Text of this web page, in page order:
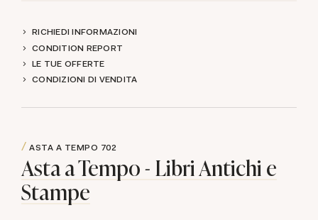
RICHIEDI INFORMAZIONI
CONDITION REPORT
LE TUE OFFERTE
CONDIZIONI DI VENDITA
ASTA A TEMPO 702
Asta a Tempo - Libri Antichi e
Stampe